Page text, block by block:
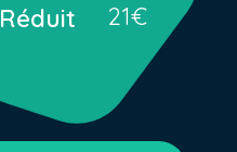
Réduit
21€